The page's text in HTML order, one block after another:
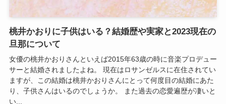
桃井かおりに子供はいる？結婚歴や実家と2023現在の
旦那について
女優の桃井かおりさんといえば2015年63歳の時に音楽プロデュー
サーと結婚されましたよね。 現在はロサンゼルスに在住されてい
ますが、この結婚は桃井かおりさんにとって何度目の結婚にあた
り、子供さんはいるのでしょうか。 また過去の恋愛遍歴が凄いと
い...